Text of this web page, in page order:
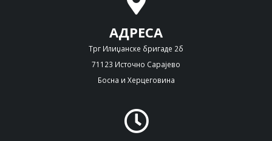
АДРЕСА
Трг Илиџанске бригаде 2б
71123 Источно Сарајево
Босна и Херцеговина